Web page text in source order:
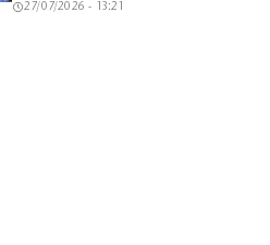
27/07/2026 - 13:21